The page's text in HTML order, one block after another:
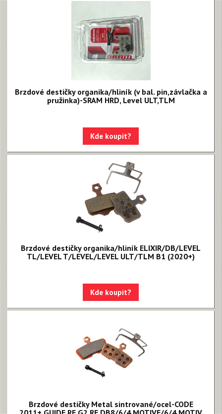
Brzdové destičky organika/hliník (v bal. pin,závlačka a
pružinka)-SRAM HRD, Level ULT,TLM
Kde koupit?
Brzdové destičky organika/hliník ELIXIR/DB/LEVEL
TL/LEVEL T/LEVEL/LEVEL ULT/TLM B1 (2020+)
Kde koupit?
Brzdové destičky Metal sintrované/ocel-CODE